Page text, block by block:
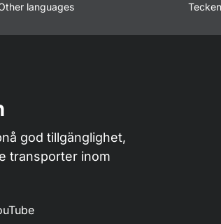
languages
god tillgänglighet,
transporter inom